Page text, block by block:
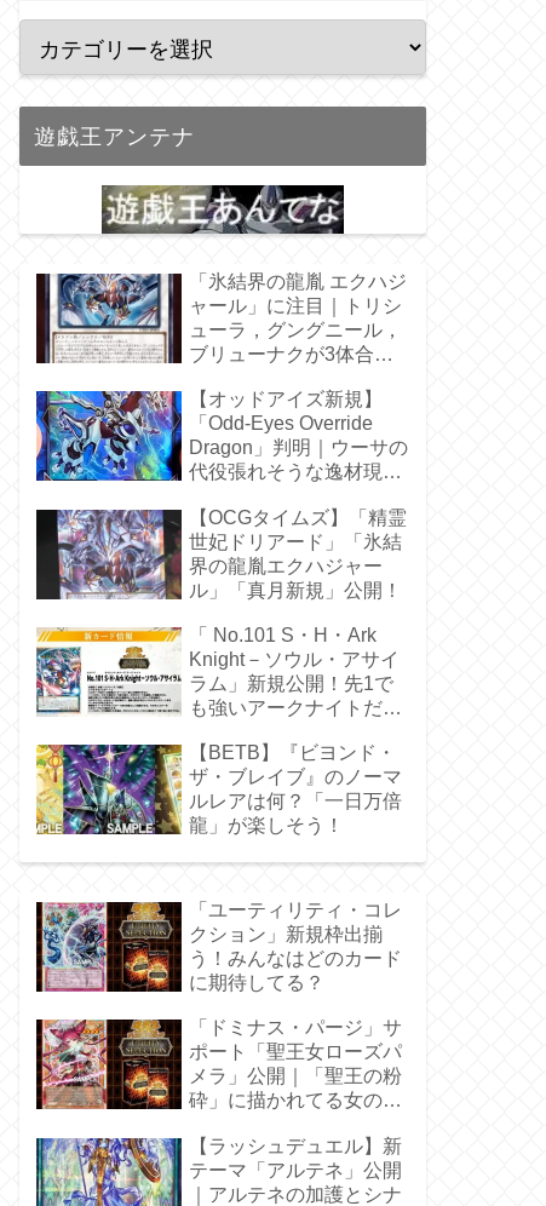
遊戯王アンテナ
「氷結界の龍胤 エクハジ
ャール」に注目｜トリシ
ューラ，グングニール，
ブリューナクが3体合
【オッドアイズ新規】
「Odd-Eyes Override
Dragon」判明｜ウーサの
代役張れそうな逸材現
【OCGタイムズ】「精霊
世妃ドリアード」「氷結
界の龍胤エクハジャー
ル」「真月新規」公開！
「 No.101 S・H・Ark
Knight－ソウル・アサイ
ラム」新規公開！先1で
も強いアークナイトだ
【BETB】『ビヨンド・
ザ・ブレイブ』のノーマ
ルレアは何？「一日万倍
龍」が楽しそう！
「ユーティリティ・コレ
クション」新規枠出揃
う！みんなはどのカード
に期待してる？
「ドミナス・パージ」サ
ポート「聖王女ローズパ
メラ」公開｜「聖王の粉
砕」に描かれてる女の子
【ラッシュデュエル】新
テーマ「アルテネ」公開
｜アルテネの加護とシナ